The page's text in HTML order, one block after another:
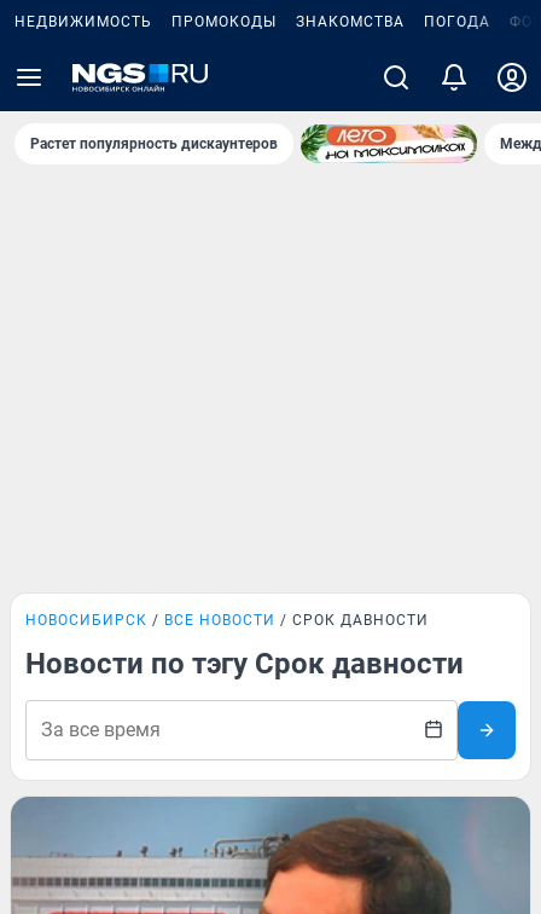
НЕДВИЖИМОСТЬ ПРОМОКОДЫ ЗНАКОМСТВА ПОГОДА
Растет популярность дискаунтеров
НОВОСИБИРСК ВСЕ НОВОСТИ СРОК ДАВНОСТИ
Новости по тэгу Срок давности